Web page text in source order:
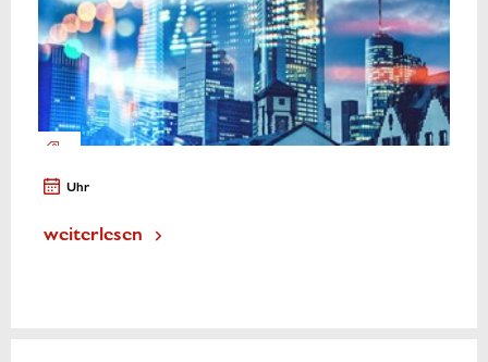
Uhr
weiterlesen